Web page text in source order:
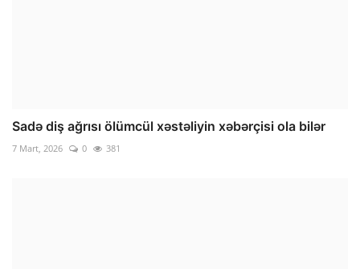
Sadə diş ağrısı ölümcül xəstəliyin xəbərçisi ola bilər
7 Mart, 2026 0 381